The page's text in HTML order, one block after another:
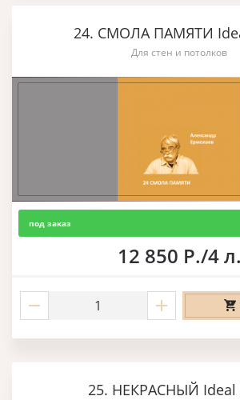
24. СМОЛА ПАМЯТИ
Для стен и потолков
под заказ
12 850 Р./4 л.
25. НЕКРАСНЫЙ Ideal